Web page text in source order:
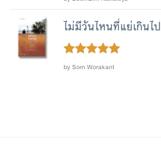
ไม่มีวันไหนที่แย่เกินไป
Rated5out
by Som Worakant